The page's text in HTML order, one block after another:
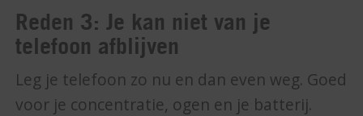
Reden 3: Je kan niet van je
telefoon afblijven
Leg je telefoon zo nu en dan even weg. Goed
voor je concentratie, ogen en je batterij.